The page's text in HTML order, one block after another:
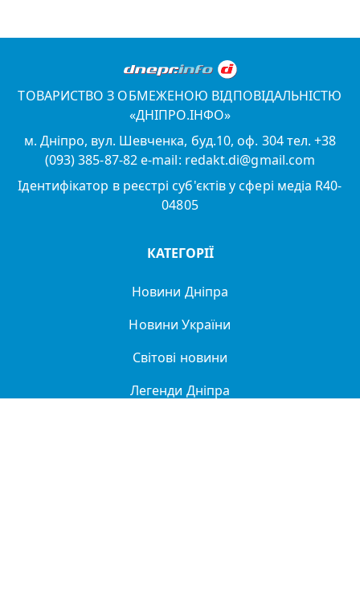
ТОВАРИСТВО З ОБМЕЖЕНОЮ ВІДПОВІДАЛЬНІСТЮ
«ДНІПРО.ІНФО»
м. Дніпро, вул. Шевченка, буд.10, оф. 304 тел. +38
(093) 385-87-82 e-mail: redakt.di@gmail.com
Ідентифікатор в реєстрі суб'єктів у сфері медіа R40-
04805
КАТЕГОРІЇ
Новини Дніпра
Новини України
Світові новини
Легенди Дніпра